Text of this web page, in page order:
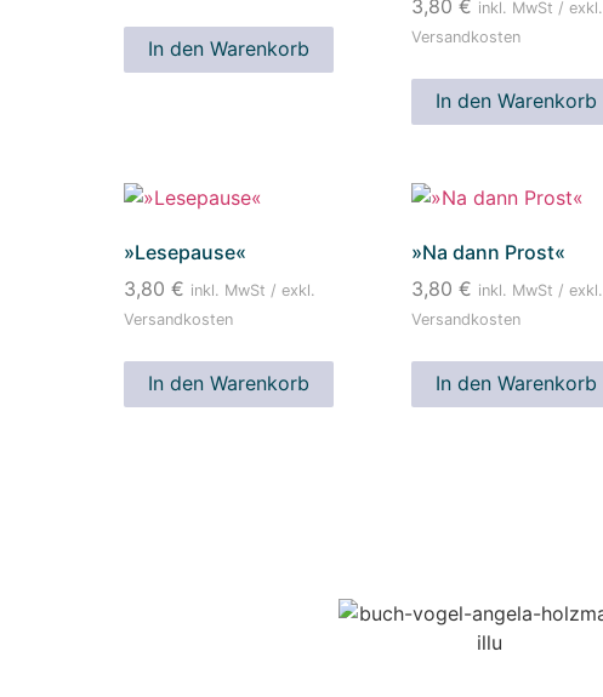
In den Warenkorb
3,80 € inkl. MwSt / exkl.
Versandkosten
In den Warenkorb
»Lesepause«
3,80 € inkl. MwSt / exkl.
Versandkosten
In den Warenkorb
»Na dann Prost«
3,80 € inkl. MwSt / exkl.
Versandkosten
In den Warenkorb